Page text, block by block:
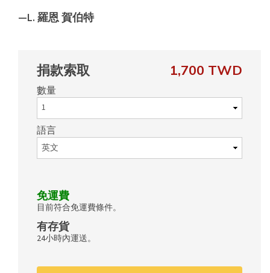
—L. 羅恩 賀伯特
捐款索取 1,700 TWD
數量
語言
免運費
目前符合免運費條件。
有存貨
24小時內運送。